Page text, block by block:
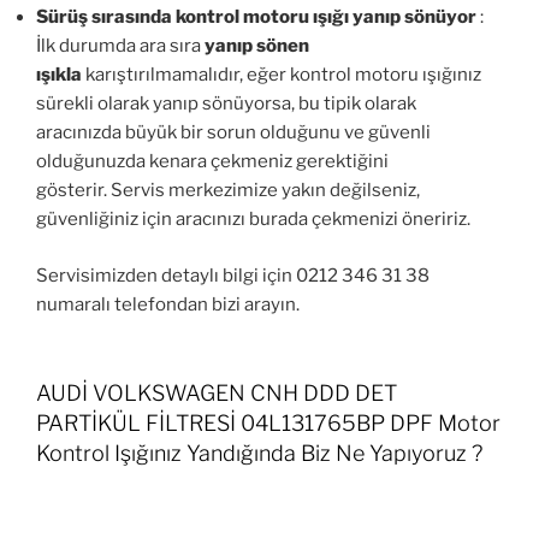
Sürüş sırasında kontrol motoru ışığı yanıp sönüyor:
İlk durumda ara sırayanıp sönen
ışıkla karıştırılmamalıdır, eğer kontrol motoru ışığınız
sürekli olarak yanıp sönüyorsa, bu tipik olarak
aracınızda büyük bir sorun olduğunu ve güvenli
olduğunuzda kenara çekmeniz gerektiğini
gösterir. Servis merkezimize yakın değilseniz,
güvenliğiniz için aracınızı burada çekmenizi öneririz.
Servisimizden detaylı bilgi için 0212 346 31 38
numaralı telefondan bizi arayın.
AUDİ VOLKSWAGEN CNH DDD DET
PARTİKÜL FİLTRESİ 04L131765BP DPF Motor
Kontrol Işığınız Yandığında Biz Ne Yapıyoruz ?